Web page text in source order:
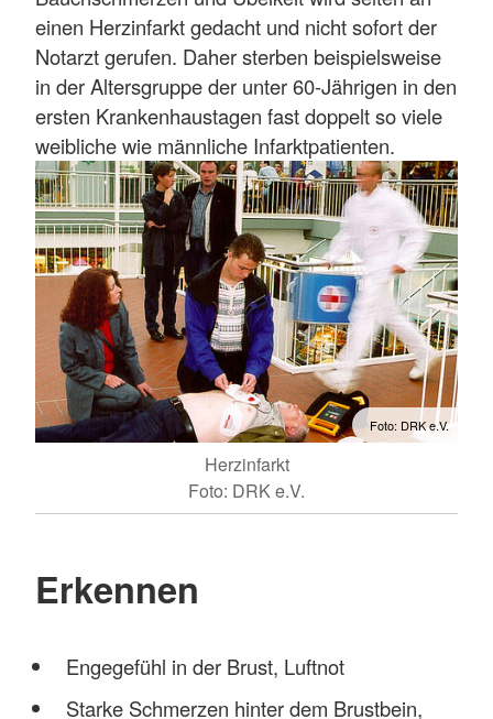
Foto: DRK e.V.
Herzinfarkt
Foto: DRK e.V.
einen Herzinfarkt gedacht und nicht sofort der
Notarzt gerufen. Daher sterben beispielsweise
in der Altersgruppe der unter 60-Jährigen in den
ersten Krankenhaustagen fast doppelt so viele
weibliche wie männliche Infarktpatienten.
Erkennen
Engegefühl in der Brust, Luftnot
Starke Schmerzen hinter dem Brustbein,